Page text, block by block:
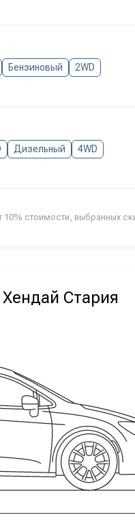
Бензиновый
2WD
Дизельный
4WD
10% стоимости, выбранных
Стария